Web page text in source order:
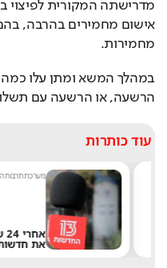
מחמירות.
הרשעה, או הרשעה עם
עוד כותרות
מערכת תרבות היום|
8:54
אחרי 24
את חדשות 13